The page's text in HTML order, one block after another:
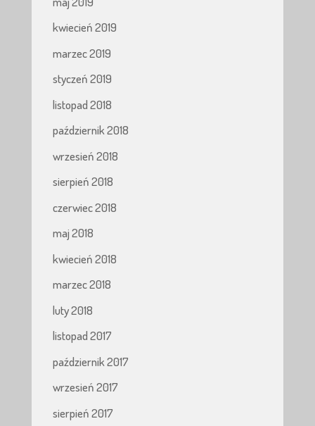
kwiecień 2019
marzec 2019
styczeń 2019
listopad 2018
październik 2018
wrzesień 2018
sierpień 2018
czerwiec 2018
maj 2018
kwiecień 2018
marzec 2018
luty 2018
listopad 2017
październik 2017
wrzesień 2017
sierpień 2017